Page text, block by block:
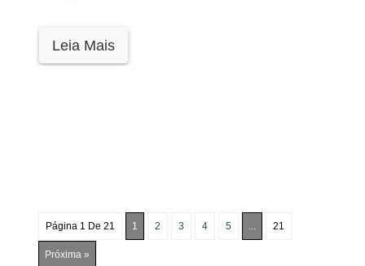
Leia Mais
Página 1 De 21 1 2 3 4 5 ... 21
Próxima »